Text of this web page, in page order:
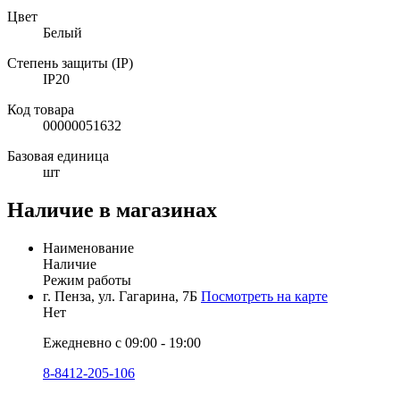
Цвет
Белый
Степень защиты (IP)
IP20
Код товара
00000051632
Базовая единица
шт
Наличие в магазинах
Наименование
Наличие
Режим работы
г. Пенза, ул. Гагарина, 7Б Посмотреть на карте
Нет
Ежедневно с 09:00 - 19:00
8-8412-205-106